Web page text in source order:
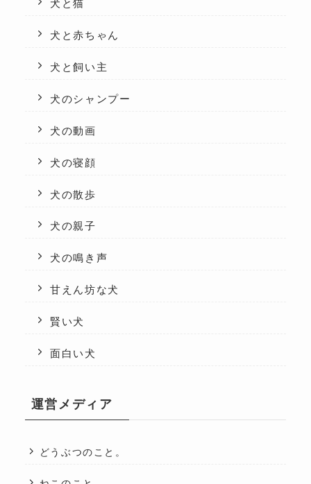
犬と猫
犬と赤ちゃん
犬と飼い主
犬のシャンプー
犬の動画
犬の寝顔
犬の散歩
犬の親子
犬の鳴き声
甘えん坊な犬
賢い犬
面白い犬
運営メディア
どうぶつのこと。